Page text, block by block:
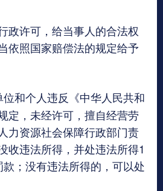
政许可，给当事人的合法权
依照国家赔偿法的规定给予
位和个人违反《中华人民共和
定，未经许可，擅自经营劳
力资源社会保障行政部门责
收违法所得，并处违法所得1
；没有违法所得的，可以处